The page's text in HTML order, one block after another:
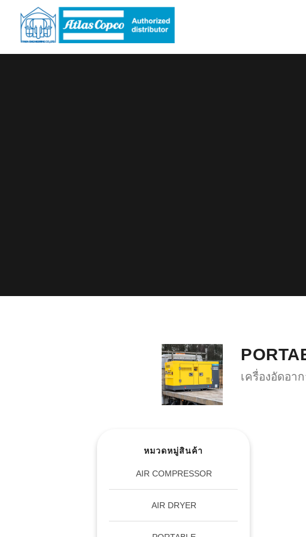
เครื่องอัดอา
หมวดหมู่สินค้า
AIR COMPRESSOR
AIR DRYER